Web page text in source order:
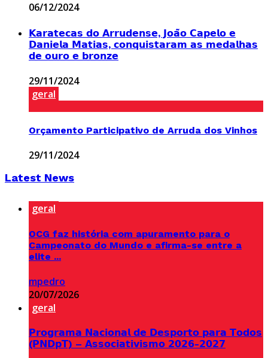
06/12/2024
𝗞𝗮𝗿𝗮𝘁𝗲𝗰𝗮𝘀 𝗱𝗼 𝗔𝗿𝗿𝘂𝗱𝗲𝗻𝘀𝗲, 𝗝𝗼𝗮̃𝗼 𝗖𝗮𝗽𝗲𝗹𝗼 𝗲
𝗗𝗮𝗻𝗶𝗲𝗹𝗮 𝗠𝗮𝘁𝗶𝗮𝘀, 𝗰𝗼𝗻𝗾𝘂𝗶𝘀𝘁𝗮𝗿𝗮𝗺 𝗮𝘀 𝗺𝗲𝗱𝗮𝗹𝗵𝗮𝘀
𝗱𝗲 𝗼𝘂𝗿𝗼 𝗲 𝗯𝗿𝗼𝗻𝘇𝗲
29/11/2024
geral
Orçamento Participativo de Arruda dos Vinhos
29/11/2024
Latest News
geral
OCG faz história com apuramento para o
Campeonato do Mundo e afirma-se entre a
elite ...
mpedro
20/07/2026
geral
𝗣𝗿𝗼𝗴𝗿𝗮𝗺𝗮 𝗡𝗮𝗰𝗶𝗼𝗻𝗮𝗹 𝗱𝗲 𝗗𝗲𝘀𝗽𝗼𝗿𝘁𝗼 𝗽𝗮𝗿𝗮 𝗧𝗼𝗱𝗼𝘀
(𝗣𝗡𝗗𝗽𝗧) – 𝗔𝘀𝘀𝗼𝗰𝗶𝗮𝘁𝗶𝘃𝗶𝘀𝗺𝗼 𝟮𝟬𝟮𝟲-𝟮𝟬𝟮𝟳